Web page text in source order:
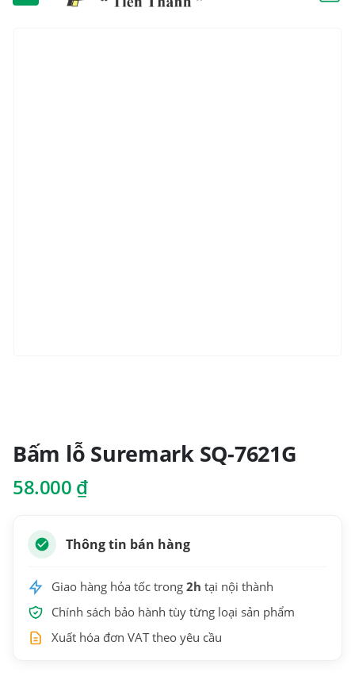
Bấm lỗ Suremark SQ-7621G
58.000 ₫
Thông tin bán hàng
Giao hàng hỏa tốc trong 2h tại nội thành
Chính sách bảo hành tùy từng loại sản phẩm
Xuất hóa đơn VAT theo yêu cầu